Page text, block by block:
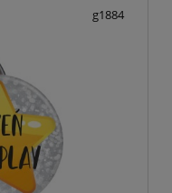
g1884